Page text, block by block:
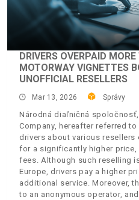
DRIVERS OVERPAID
MOTORWAY VIGNETTES
UNOFFICIAL RESELLERS
Mar 13, 2026 Správy
Národná diaľničná
Company, hereafter referred to
drivers about various
for a significantly higher
fees. Although such reselling
Europe, drivers pay a higher
additional service. Moreover,
to an anonymous operator,